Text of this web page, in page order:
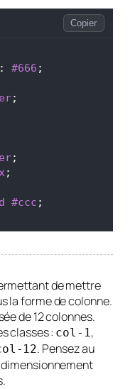
Copier
#666 ;
;
;
;
#ccc ;
de mettre
la forme de colonne.
de 12 colonnes.
classes : col-1 ,
12. Pensez au